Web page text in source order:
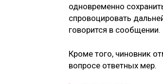
одновременно
спровоцировать
говорится в сообщении.
Кроме того, чиновник
вопросе ответных мер.